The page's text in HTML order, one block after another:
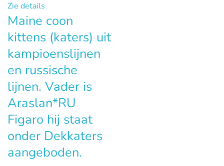
Zie details
Maine coon
kittens (katers) uit
kampioenslijnen
en russische
lijnen. Vader is
Araslan*RU
Figaro hij staat
onder Dekkaters
aangeboden.